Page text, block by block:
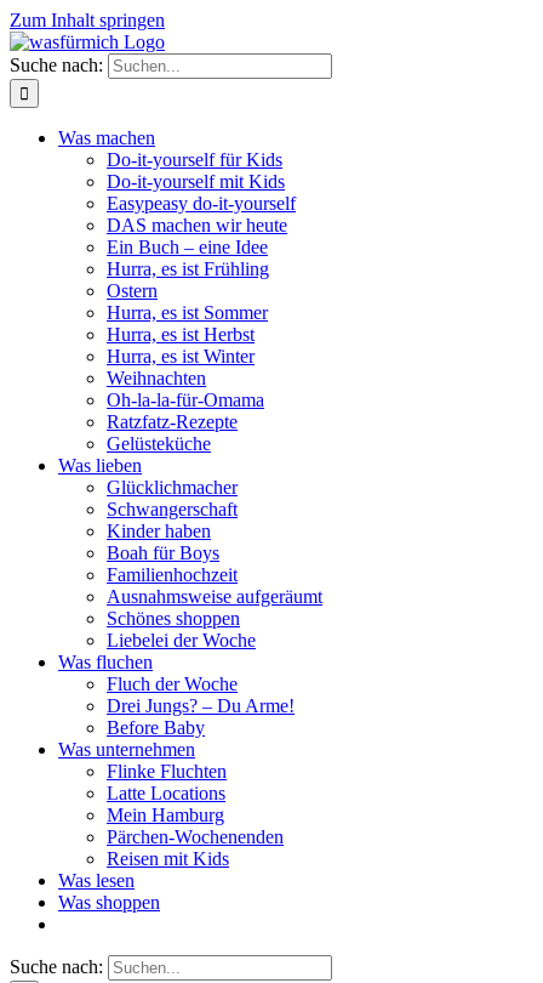
Zum Inhalt springen
Suche nach:
Was machen
Do-it-yourself für Kids
Do-it-yourself mit Kids
Easypeasy do-it-yourself
DAS machen wir heute
Ein Buch – eine Idee
Hurra, es ist Frühling
Ostern
Hurra, es ist Sommer
Hurra, es ist Herbst
Hurra, es ist Winter
Weihnachten
Oh-la-la-für-Omama
Ratzfatz-Rezepte
Gelüsteküche
Was lieben
Glücklichmacher
Schwangerschaft
Kinder haben
Boah für Boys
Familienhochzeit
Ausnahmsweise aufgeräumt
Schönes shoppen
Liebelei der Woche
Was fluchen
Fluch der Woche
Drei Jungs? – Du Arme!
Before Baby
Was unternehmen
Flinke Fluchten
Latte Locations
Mein Hamburg
Pärchen-Wochenenden
Reisen mit Kids
Was lesen
Was shoppen
Suche nach: